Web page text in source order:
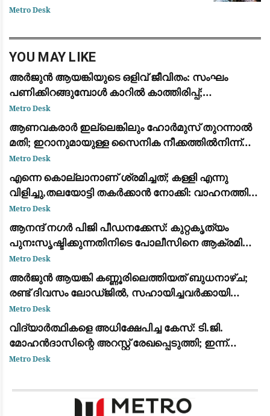
ടി. ജി. മോഹന്‍ദാസിന്റെ അറസ്റ്റ് രേഖപ്പെടുത്തി.
Metro Desk
YOU MAY LIKE
അർജുൻ ആയങ്കിയുടെ ഒളിവ് ജീവിതം: സംഘം
പണിക്കിറങ്ങുമ്പോൾ കാറിൽ കാത്തിരിപ്പ്;
നിർണായക വിവരങ്ങൾ പോലീസിന്
Metro Desk
ആണവകരാർ ഇല്ലെങ്കിലും ഹോർമുസ് തുറന്നാൽ
മതി; ഇറാനുമായുള്ള സൈനിക നീക്കത്തിൽനിന്ന്
പിൻവാങ്ങാൻ ട്രംപ്
Metro Desk
എന്നെ കൊല്ലാനാണ് ശ്രമിച്ചത്; കള്ളി എന്നു
വിളിച്ചു,തലയോട്ടി തകർക്കാൻ നോക്കി: വാഹനത്തിന്
നേരെ കല്ലേറുണ്ടായതിനെ രൂക്ഷമായി വിമർശിച്ച്
മമത ബാനർജി
Metro Desk
ആനന്ദ് നഗർ പിജി പീഡനക്കേസ്: കുറ്റകൃത്യം
പുനഃസൃഷ്ടിക്കുന്നതിനിടെ പോലീസിനെ ആക്രമിച്ചു;
പ്രതിക്ക് കാലിൽ വെടിയേറ്റു
Metro Desk
അർജുൻ ആയങ്കി കണ്ണൂരിലെത്തിയത് ബുധനാഴ്ച;
രണ്ട് ദിവസം ലോഡ്ജിൽ, സഹായിച്ചവർക്കായി
തിരച്ചിൽ
Metro Desk
വിദ്യാർത്ഥികളെ അധിക്ഷേപിച്ച കേസ്: ടി.ജി.
മോഹൻദാസിന്റെ അറസ്റ്റ് രേഖപ്പെടുത്തി; ഇന്ന്
കോടതിയിൽ ഹാജരാക്കും
Metro Desk